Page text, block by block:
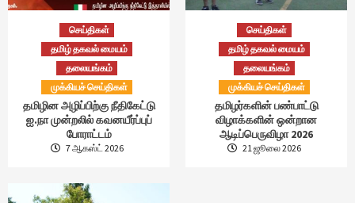
செய்திகள்
தமிழ் தகவல் மையம்
தலையங்கம்
முக்கியச் செய்திகள்
தமிழின அழிப்பிற்கு நீதிகேட்டு
ஐ.நா முன்றலில் கவனயீர்ப்புப்
போராட்டம்
7 ஆகஸ்ட் 2026
செய்திகள்
தமிழ் தகவல் மையம்
தலையங்கம்
முக்கியச் செய்திகள்
தமிழர்களின் பண்பாட்டு
விழாக்களின் ஒன்றான
ஆடிப்பெருவிழா 2026
21 ஜூலை 2026